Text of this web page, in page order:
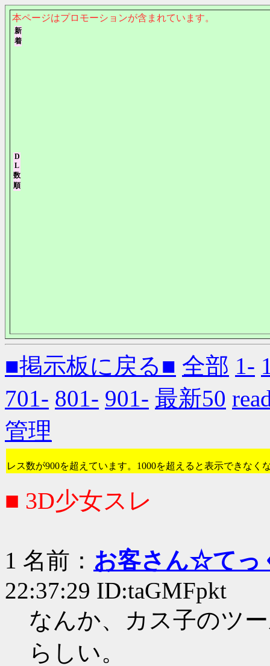
本ページはプロモーションが含まれています。
■掲示板に戻る■ 全部 1-
701- 801- 901- 最新50
管理
レス数が900を超えています。1000を超えると表示できなく
■ 3D少女スレ
1 名前： お客さん☆てっ
22:37:29 ID:taGMFpkt
なんか、カス子のツ
らしい。